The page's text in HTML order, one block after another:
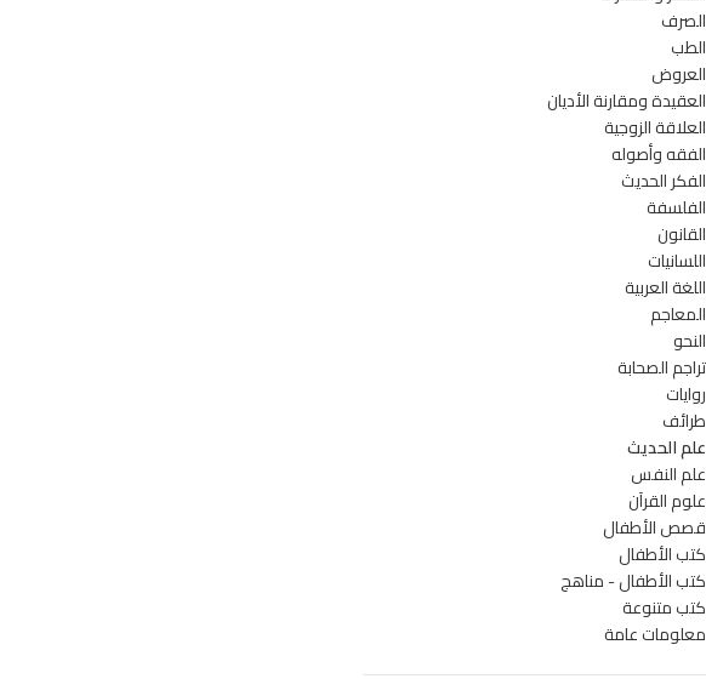
الصرف
الطب
العروض
العقيدة ومقارنة الأديان
العلاقة الزوجية
الفقه وأصوله
الفكر الحديث
الفلسفة
القانون
اللسانيات
اللغة العربية
المعاجم
النحو
تراجم الصحابة
روايات
طرائف
علم الحديث
علم النفس
علوم القرآن
قصص الأطفال
كتب الأطفال
كتب الأطفال - مناهج
كتب متنوعة
معلومات عامة